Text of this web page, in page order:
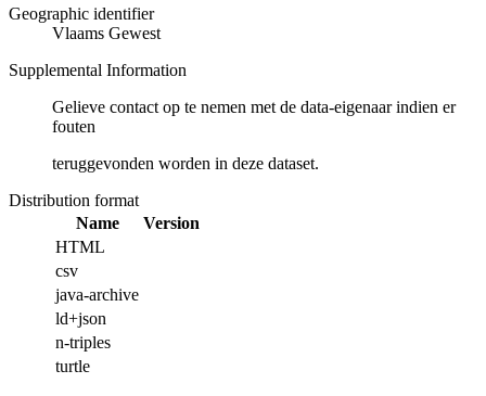
Geographic identifier
Vlaams Gewest
Supplemental Information
Gelieve contact op te nemen met de data-eigenaar indien er
fouten
teruggevonden worden in deze dataset.
Distribution format
Name
Version
HTML
csv
java-archive
ld+json
n-triples
turtle